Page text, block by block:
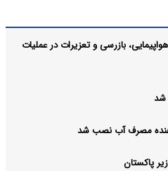
بازرسی و تعزیرات در عملیات
شد
مصرف آب نصب شد
پاکستان